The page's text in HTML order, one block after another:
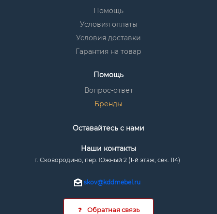
Помощь
Условия оплаты
Условия доставки
Гарантия на товар
Помощь
Вопрос-ответ
Бренды
Оставайтесь с нами
Наши контакты
г. Сковородино, пер. Южный 2 (1-й этаж, сек. 114)
skov@kddmebel.ru
Обратная связь